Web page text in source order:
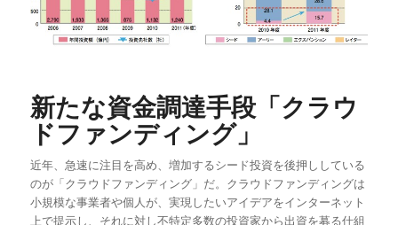
新たな資金調達手段「クラウ
ドファンディング」
近年、急速に注目を高め、増加するシード投資を後押ししている
のが「クラウドファンディング」だ。クラウドファンディングは
小規模な事業者や個人が、実現したいアイデアをインターネット
上で提示し、それに対し不特定多数の投資家から出資を募る仕組